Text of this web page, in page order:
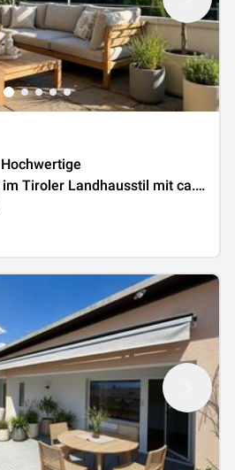
Tiroler Landhausstil mit ca.
Sonnenterrasse
Kaufpreis enthaltenen